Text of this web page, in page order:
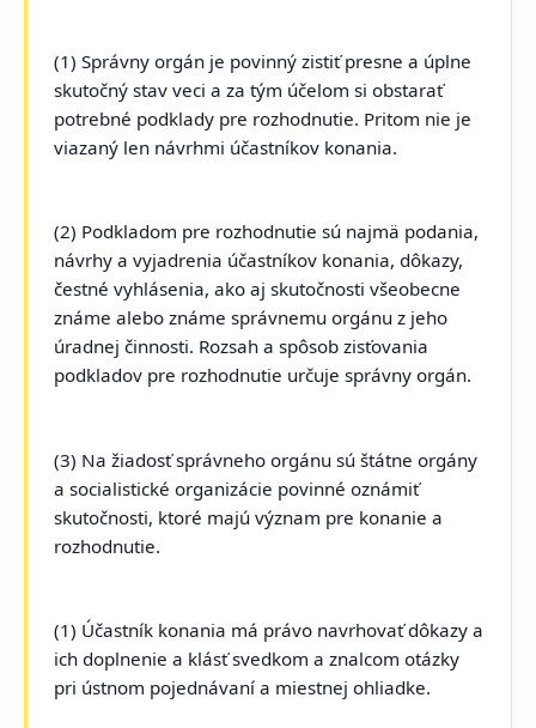
(1) Správny orgán je povinný zistiť presne a úplne
skutočný stav veci a za tým účelom si obstarať
potrebné podklady pre rozhodnutie. Pritom nie je
viazaný len návrhmi účastníkov konania.
(2) Podkladom pre rozhodnutie sú najmä podania,
návrhy a vyjadrenia účastníkov konania, dôkazy,
čestné vyhlásenia, ako aj skutočnosti všeobecne
známe alebo známe správnemu orgánu z jeho
úradnej činnosti. Rozsah a spôsob zisťovania
podkladov pre rozhodnutie určuje správny orgán.
(3) Na žiadosť správneho orgánu sú štátne orgány
a socialistické organizácie povinné oznámiť
skutočnosti, ktoré majú význam pre konanie a
rozhodnutie.
(1) Účastník konania má právo navrhovať dôkazy a
ich doplnenie a klásť svedkom a znalcom otázky
pri ústnom pojednávaní a miestnej ohliadke.